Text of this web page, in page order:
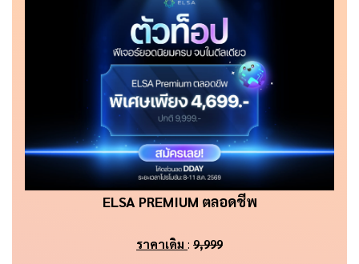
ELSA PREMIUM ตลอดชีพ
ราคาเดิม : 9,999